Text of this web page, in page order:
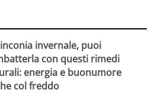
invernale, puoi
con questi rimedi
energia e buonumore
col freddo